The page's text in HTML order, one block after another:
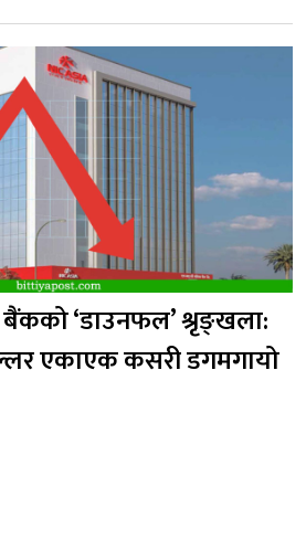
‘डाउनफल’ श्रृङ्खला:
एकाएक कसरी डगमगायो